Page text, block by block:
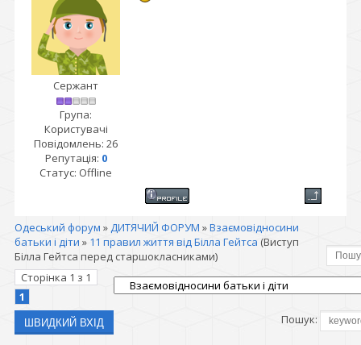
Сержант
Група:
Користувачі
Повідомлень: 26
Репутація: 0
Статус: Offline
Одеський форум »ДИТЯЧИЙ ФОРУМ »Взаємовідносини
батьки і діти » 11 правил життя від Білла Гейтса (Виступ
Білла Гейтса перед старшокласниками)
Сторінка 1 з 1
1
Пошук: